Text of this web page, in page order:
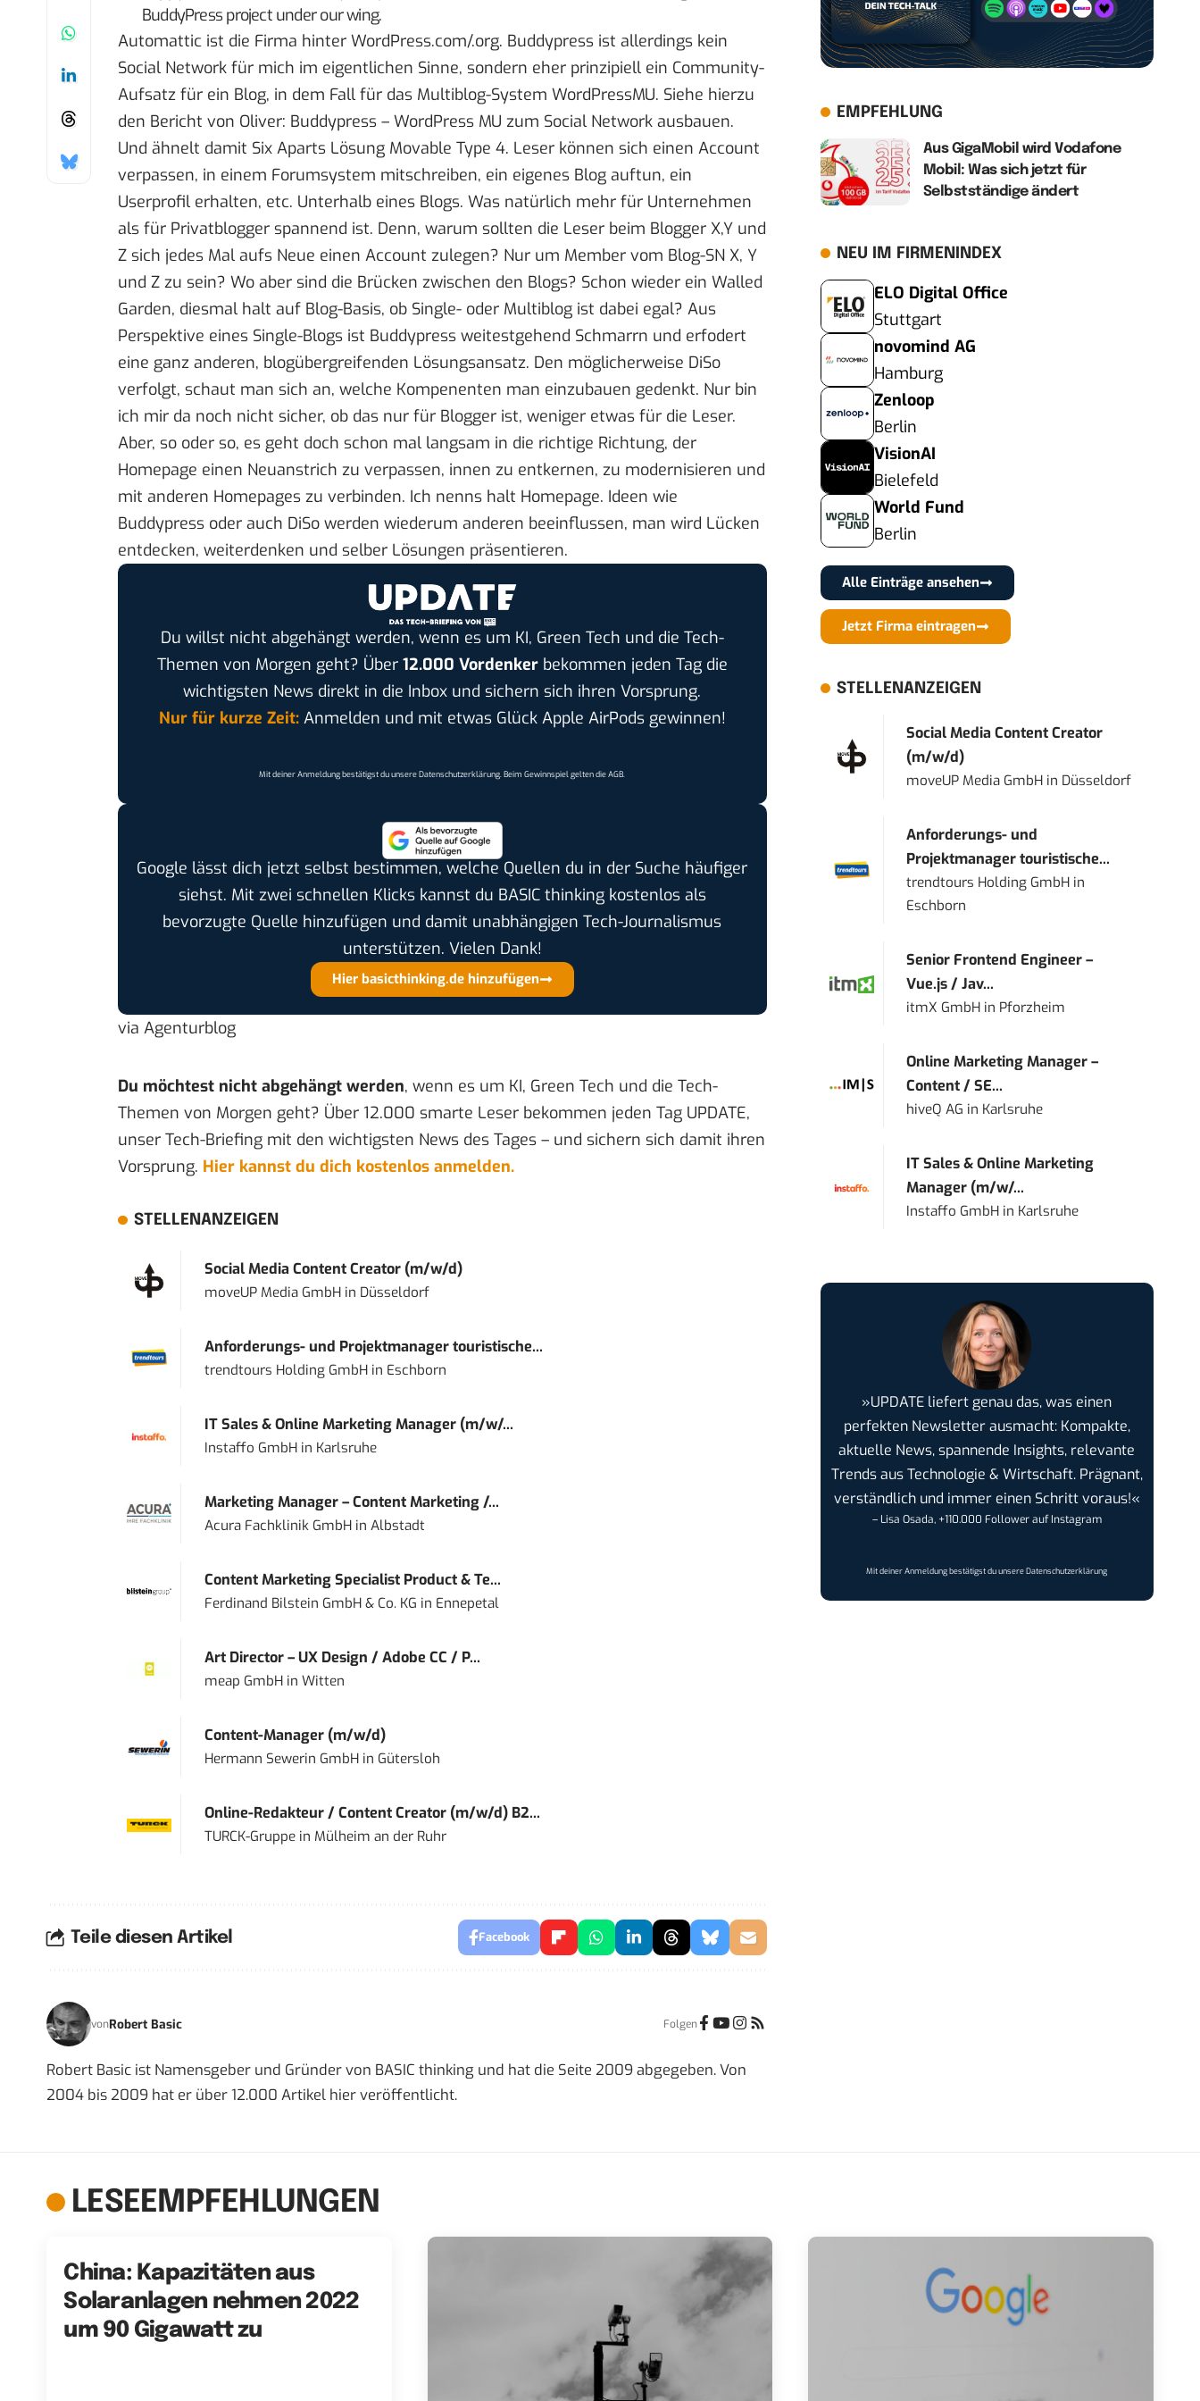
BuddyPress project under our wing.
Automattic ist die Firma hinter WordPress.com/.org. Buddypress ist allerdings kein
Social Network für mich im eigentlichen Sinne, sondern eher prinzipiell ein Community-
Aufsatz für ein Blog, in dem Fall für das Multiblog-System WordPressMU. Siehe hierzu
den Bericht von Oliver: Buddypress – WordPress MU zum Social Network ausbauen.
Und ähnelt damit Six Aparts Lösung Movable Type 4. Leser können sich einen Account
verpassen, in einem Forumsystem mitschreiben, ein eigenes Blog auftun, ein
Userprofil erhalten, etc. Unterhalb eines Blogs. Was natürlich mehr für Unternehmen
als für Privatblogger spannend ist. Denn, warum sollten die Leser beim Blogger X,Y und
Z sich jedes Mal aufs Neue einen Account zulegen? Nur um Member vom Blog-SN X, Y
und Z zu sein? Wo aber sind die Brücken zwischen den Blogs? Schon wieder ein Walled
Garden, diesmal halt auf Blog-Basis, ob Single- oder Multiblog ist dabei egal? Aus
Perspektive eines Single-Blogs ist Buddypress weitestgehend Schmarrn und erfodert
eine ganz anderen, blogübergreifenden Lösungsansatz. Den möglicherweise DiSo
verfolgt, schaut man sich an, welche Kompenenten man einzubauen gedenkt. Nur bin
ich mir da noch nicht sicher, ob das nur für Blogger ist, weniger etwas für die Leser.
Aber, so oder so, es geht doch schon mal langsam in die richtige Richtung, der
Homepage einen Neuanstrich zu verpassen, innen zu entkernen, zu modernisieren und
mit anderen Homepages zu verbinden. Ich nenns halt Homepage. Ideen wie
Buddypress oder auch DiSo werden wiederum anderen beeinflussen, man wird Lücken
entdecken, weiterdenken und selber Lösungen präsentieren.
Du willst nicht abgehängt werden, wenn es um KI, Green Tech und die Tech-
Themen von Morgen geht? Über 12.000 Vordenkerbekommen jeden Tag die
wichtigsten News direkt in die Inbox und sichern sich ihren Vorsprung.
Nur für kurze Zeit:Anmelden und mit etwas Glück Apple AirPods gewinnen!
Mit deiner Anmeldung bestätigst du unsereDatenschutzerklärung. Beim Gewinnspiel gelten dieAGB.
Google lässt dich jetzt selbst bestimmen, welche Quellen du in der Suche häufiger
siehst. Mit zwei schnellen Klicks kannst du BASIC thinking kostenlos als
bevorzugte Quelle hinzufügen und damit unabhängigen Tech-Journalismus
unterstützen. Vielen Dank!
Hier basicthinking.de hinzufügen
via Agenturblog
Du möchtest nicht abgehängt werden, wenn es um KI, Green Tech und die Tech-
Themen von Morgen geht? Über 12.000 smarte Leser bekommen jeden Tag UPDATE,
unser Tech-Briefing mit den wichtigsten News des Tages – und sichern sich damit ihren
Vorsprung. Hier kannst du dich kostenlos anmelden.
STELLENANZEIGEN
Social Media Content Creator (m/w/d)
moveUP Media GmbHin Düsseldorf
Anforderungs- und Projektmanager touristische...
trendtours Holding GmbHin Eschborn
IT Sales & Online Marketing Manager (m/w/...
Instaffo GmbHin Karlsruhe
Marketing Manager – Content Marketing /...
Acura Fachklinik GmbHin Albstadt
Content Marketing Specialist Product & Te...
Ferdinand Bilstein GmbH & Co. KG in Ennepetal
Art Director – UX Design / Adobe CC / P...
meap GmbHin Witten
Content-Manager (m/w/d)
Hermann Sewerin GmbHin Gütersloh
Online-Redakteur / Content Creator (m/w/d) B2...
TURCK-Gruppein Mülheim an der Ruhr
Teile diesen Artikel Facebook
vonRobert Basic Folgen
Robert Basic ist Namensgeber und Gründer von BASIC thinking und hat die Seite 2009 abgegeben. Von
2004 bis 2009 hat er über 12.000 Artikel hier veröffentlicht.
EMPFEHLUNG
Aus GigaMobil wird Vodafone
Mobil: Was sich jetzt für
Selbstständige ändert
NEU IM FIRMENINDEX
ELO Digital Office
Stuttgart
novomind AG
Hamburg
Zenloop
Berlin
VisionAI
Bielefeld
World Fund
Berlin
Alle Einträge ansehen
Jetzt Firma eintragen
STELLENANZEIGEN
Social Media Content Creator
(m/w/d)
moveUP Media GmbH in Düsseldorf
Anforderungs- und
Projektmanager touristische...
trendtours Holding GmbH in
Eschborn
Senior Frontend Engineer –
Vue.js / Jav...
itmX GmbH in Pforzheim
Online Marketing Manager –
Content / SE...
hiveQ AG in Karlsruhe
IT Sales & Online Marketing
Manager (m/w/...
Instaffo GmbH in Karlsruhe
»UPDATE liefert genau das, was einen
perfekten Newsletter ausmacht: Kompakte,
aktuelle News, spannende Insights, relevante
Trends aus Technologie & Wirtschaft. Prägnant,
verständlich und immer einen Schritt voraus!«
– Lisa Osada, +110.000 Follower auf Instagram
Mit deiner Anmeldung bestätigst du unsereDatenschutzerklärung
LESEEMPFEHLUNGEN
China: Kapazitäten aus
Solaranlagen nehmen 2022
um 90 Gigawatt zu